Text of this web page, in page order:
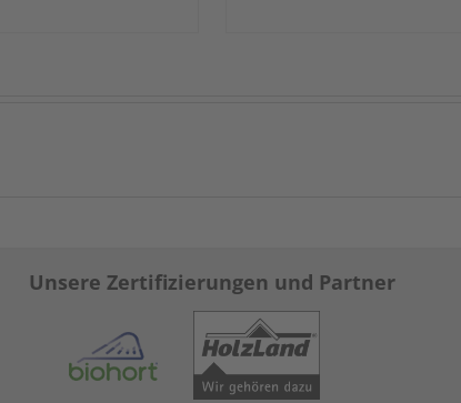
Unsere Zertifizierungen und Partner